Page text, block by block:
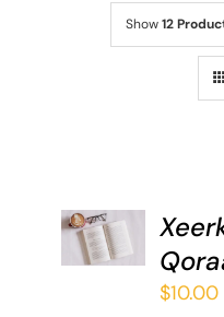
Show12
ADD TO
BASKET
/
$10.00